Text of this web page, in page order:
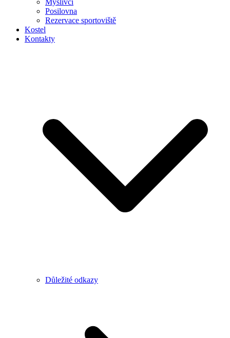
Myslivci
Posilovna
Rezervace sportoviště
Kostel
Kontakty
Důležité odkazy